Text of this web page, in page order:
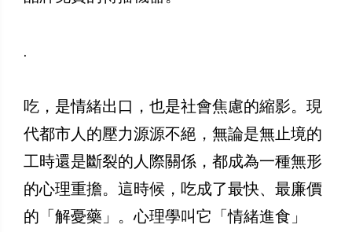
.
吃，是情緒出口，也是社會焦慮的縮影。現
代都市人的壓力源源不絕，無論是無止境的
工時還是斷裂的人際關係，都成為一種無形
的心理重擔。這時候，吃成了最快、最廉價
的「解憂藥」。心理學叫它「情緒進食」